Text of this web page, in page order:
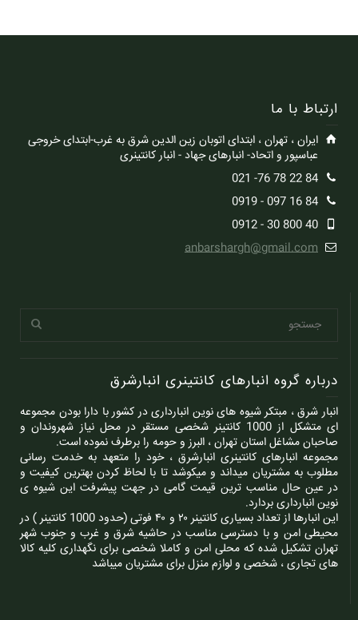
ارتباط با ما
ایران ، تهران ، ابتدای اتوبان زین الدین شرق به غرب-ابتدای خروجی
عباسپور و اتحاد- انبارهای جهاد - انبار کانتینری
84 22 78 76- 021
84 16 097 - 0919
40 800 30 - 0912
anbarshargh@gmail.com
درباره گروه انبارهای کانتینری انبارشرق
انبار شرق ، مبتکر شیوه های نوین انبارداری در کشور با دارا بودن مجموعه
ای متشکل از 1000 کانتینر شخصی مستقر در محل نیاز شهروندان و
صاحبان مشاغل استان تهران ، البرز و حومه را برطرف نموده است.
مجموعه انبارهای کانتینری انبارشرق ، خود را متعهد به خدمت رسانی
مطلوب به مشتریان میداند و میکوشد تا با لحاظ کردن بهترین کیفیت و
در عین حال مناسب ترین قیمت گامی در جهت پیشرفت این شیوه ی
نوین انبارداری بردارد.
این انبارها از تعداد بسیاری کانتینر ۲۰ و ۴۰ فوتی (حدود 1000 کانتینر ) در
محیطی امن و با دسترسی مناسب در حاشیه شرق و غرب و جنوب شهر
تهران تشکیل شده که محلی امن و کاملا شخصی برای نگهداری کلیه کالا
های تجاری ، شخصی و لوازم منزل برای مشتریان میباشد